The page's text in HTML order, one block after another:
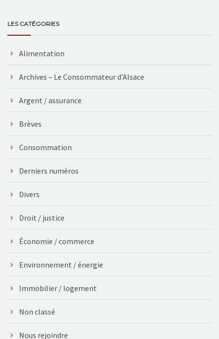
LES CATÉGORIES
Alimentation
Archives – Le Consommateur d'Alsace
Argent / assurance
Brèves
Consommation
Derniers numéros
Divers
Droit / justice
Économie / commerce
Environnement / énergie
Immobilier / logement
Non classé
Nous rejoindre